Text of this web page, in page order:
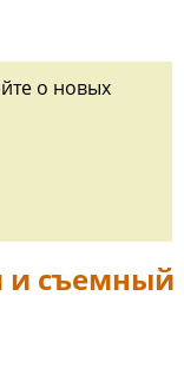
о новых
и съемный